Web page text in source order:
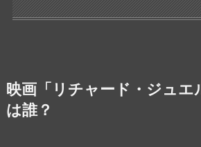
映画「リチャード・ジュエ
は誰？